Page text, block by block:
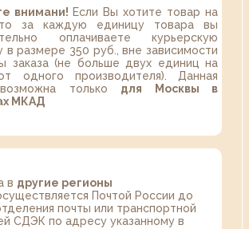
внимани! Если Вы хотите товар на
за каждую единицу товара вы
оплачиваете курьерскую
в размере 350 руб., вне зависимости
заказа (не больше двух единиц на
одного производителя). Данная
только для Москвы в
МКАД
в другие регионы
Почтой России до
почты или транспортной
СДЭК по адресу указанному в